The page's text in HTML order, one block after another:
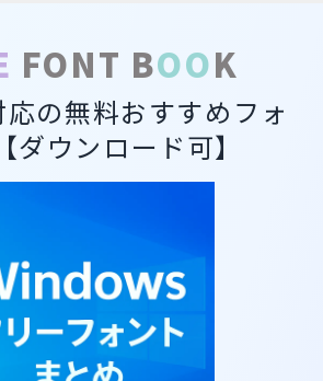
FONT BOOK
の無料おすすめフォ
ダウンロード可】